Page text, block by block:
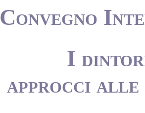
Convegno
I
approcci